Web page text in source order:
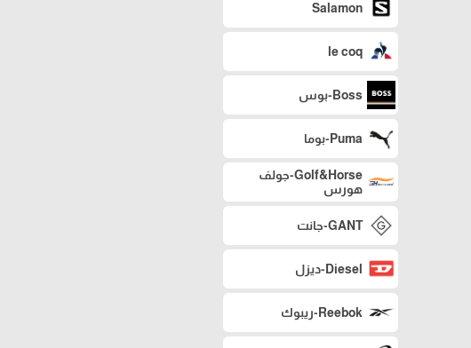
Salamon
le coq
Boss-بوس
Puma-بوما
Golf&Horse-جولف
هورس
GANT-جانت
Diesel-ديزل
Reebok-ريبوك